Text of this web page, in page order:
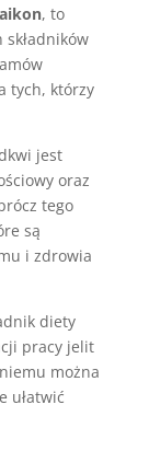
, to
składników
tych, którzy
jest
oraz
tego
są
i zdrowia
diety
pracy jelit
można
ułatwić